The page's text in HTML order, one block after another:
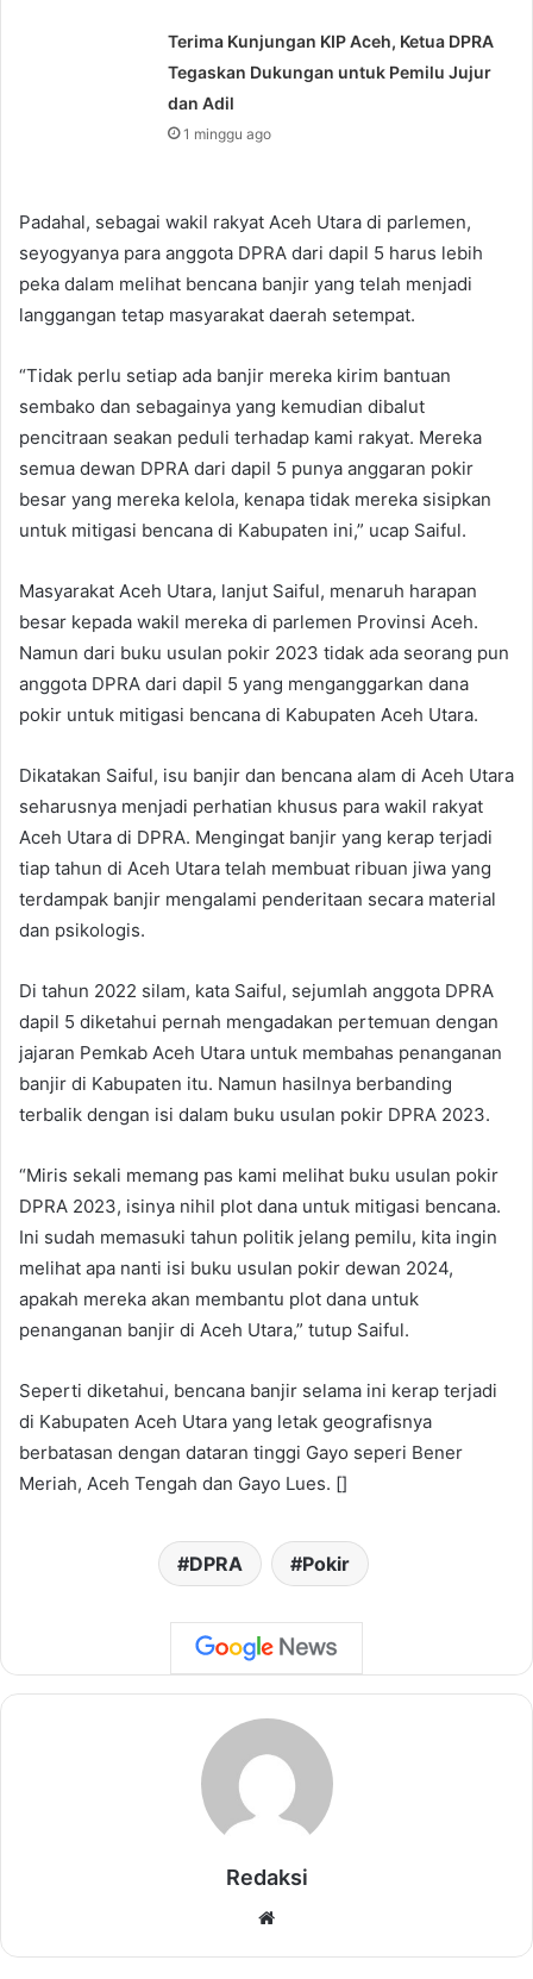
Terima Kunjungan KIP Aceh, Ketua DPRA
Tegaskan Dukungan untuk Pemilu Jujur
dan Adil
1 minggu ago
Padahal, sebagai wakil rakyat Aceh Utara di parlemen,
seyogyanya para anggota DPRA dari dapil 5 harus lebih
peka dalam melihat bencana banjir yang telah menjadi
langgangan tetap masyarakat daerah setempat.
“Tidak perlu setiap ada banjir mereka kirim bantuan
sembako dan sebagainya yang kemudian dibalut
pencitraan seakan peduli terhadap kami rakyat. Mereka
semua dewan DPRA dari dapil 5 punya anggaran pokir
besar yang mereka kelola, kenapa tidak mereka sisipkan
untuk mitigasi bencana di Kabupaten ini,” ucap Saiful.
Masyarakat Aceh Utara, lanjut Saiful, menaruh harapan
besar kepada wakil mereka di parlemen Provinsi Aceh.
Namun dari buku usulan pokir 2023 tidak ada seorang pun
anggota DPRA dari dapil 5 yang menganggarkan dana
pokir untuk mitigasi bencana di Kabupaten Aceh Utara.
Dikatakan Saiful, isu banjir dan bencana alam di Aceh Utara
seharusnya menjadi perhatian khusus para wakil rakyat
Aceh Utara di DPRA. Mengingat banjir yang kerap terjadi
tiap tahun di Aceh Utara telah membuat ribuan jiwa yang
terdampak banjir mengalami penderitaan secara material
dan psikologis.
Di tahun 2022 silam, kata Saiful, sejumlah anggota DPRA
dapil 5 diketahui pernah mengadakan pertemuan dengan
jajaran Pemkab Aceh Utara untuk membahas penanganan
banjir di Kabupaten itu. Namun hasilnya berbanding
terbalik dengan isi dalam buku usulan pokir DPRA 2023.
“Miris sekali memang pas kami melihat buku usulan pokir
DPRA 2023, isinya nihil plot dana untuk mitigasi bencana.
Ini sudah memasuki tahun politik jelang pemilu, kita ingin
melihat apa nanti isi buku usulan pokir dewan 2024,
apakah mereka akan membantu plot dana untuk
penanganan banjir di Aceh Utara,” tutup Saiful.
Seperti diketahui, bencana banjir selama ini kerap terjadi
di Kabupaten Aceh Utara yang letak geografisnya
berbatasan dengan dataran tinggi Gayo seperi Bener
Meriah, Aceh Tengah dan Gayo Lues. []
DPRA Pokir
Redaksi